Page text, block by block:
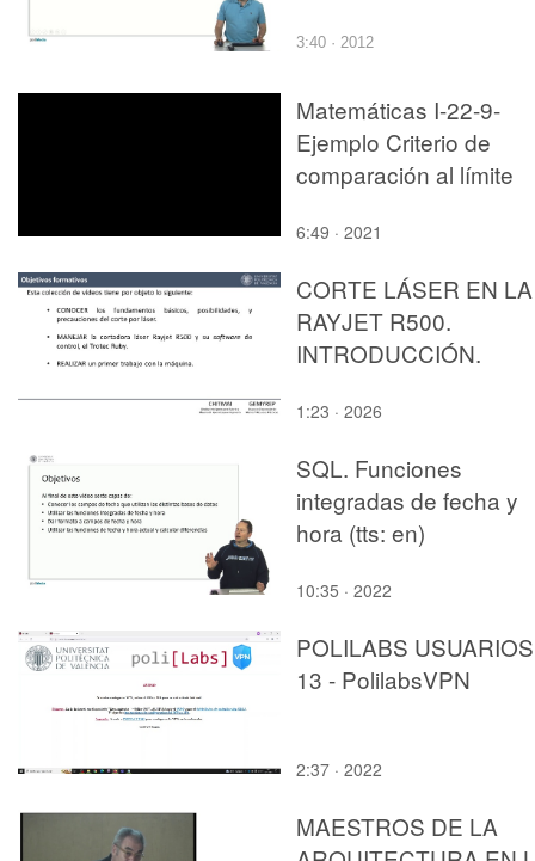
3:40 · 2012
Matemáticas I-22-9-
Ejemplo Criterio de
comparación al límite
6:49 · 2021
CORTE LÁSER EN LA
RAYJET R500.
INTRODUCCIÓN.
1:23 · 2026
SQL. Funciones
integradas de fecha y
hora (tts: en)
10:35 · 2022
POLILABS
13 - PolilabsVPN
2:37 · 2022
MAESTROS DE LA